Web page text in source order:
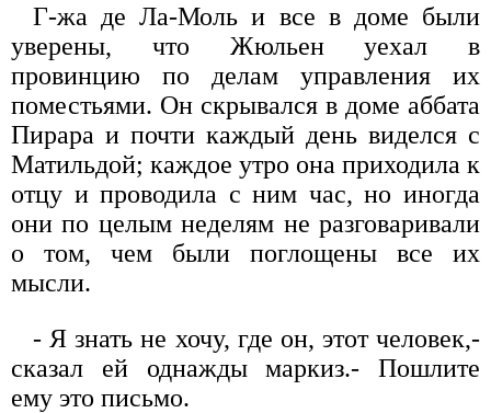
Г-жа де Ла-Моль и все в доме были
уверены, что Жюльен уехал в
провинцию по делам управления их
поместьями. Он скрывался в доме аббата
Пирара и почти каждый день виделся с
Матильдой; каждое утро она приходила к
отцу и проводила с ним час, но иногда
они по целым неделям не разговаривали
о том, чем были поглощены все их
мысли.
- Я знать не хочу, где он, этот человек,-
сказал ей однажды маркиз.- Пошлите
ему это письмо.